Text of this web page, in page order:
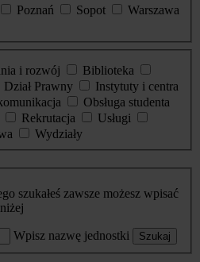
Poznań Sopot
Warszawa
i rozwój
Biblioteka
Dział Prawny
Instytuty i centra
Obsługa studenta
Rekrutacja
Usługi
Wydziały
szukałeś zawsze możesz wpisać
Wpisz nazwę jednostki Szukaj